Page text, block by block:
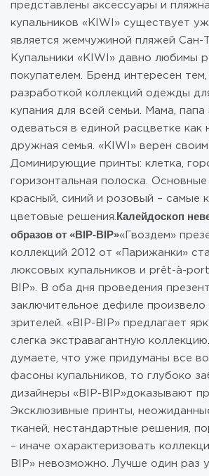
представлены аксессуары и
купальников «KIWI» существует
является жемчужиной пляжей Сан-
Купальники «KIWI» давно любимы
покупателем. Бренд интересен тем,
разработкой коллекций одежды
купания для всей семьи. Мама, папа
одеваться в единой расцветке как
дружная семья. «KIWI» верен своим
Доминирующие принты: клетка,
горизонтальная полоска. Основные
красный, синий и розовый – самые
цветовые решения. Калейдоскоп
образов от «BIP-BIP»«Гвоздем»
коллекций 2012 от «Парижанки»
люксовых купальников и prêt-à-
BIP». В оба дня проведения
заключительное дефиле
зрителей. «BIP-BIP» предлагает
слегка экстравагантную
думаете, что уже придуманы все
фасоны купальников, то глубоко
дизайнеры «BIP-BIP»доказывают
Эксклюзивные принты,
тканей, нестандартные решения,
– иначе охарактеризовать
BIP» невозможно. Лучше один раз